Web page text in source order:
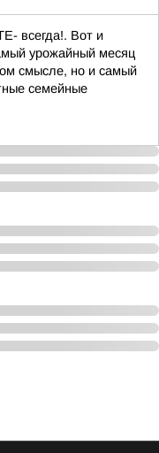
всегда!. Вот и
урожайный месяц
смысле, но и самый
семейные